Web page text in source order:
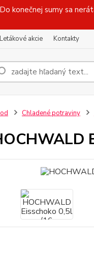
konečnej sumy sa
Letákové akcie Kontakty
Chladené potraviny